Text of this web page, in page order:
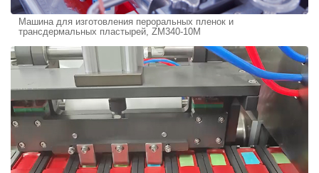
Машина для изготовления пероральных пленок и
трансдермальных пластырей, ZM340-10M